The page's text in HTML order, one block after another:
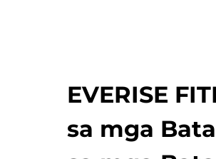
EVERISE
sa mga